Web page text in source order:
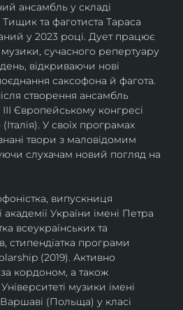
ансамбль у складі
Тищик та фаготиста Тараса
у 2023 році. Дует працює
сучасного репертуару
відкриваючи нові
саксофона й фагота.
створення ансамбль
Європейському конгресі
У своїх програмах
твори з маловідомим
слухачам новий погляд на
випускниця
України імені Петра
всеукраїнських та
стипендіатка програми
(2019). Активно
за кордоном, а також
музики імені
(Польща) у класі